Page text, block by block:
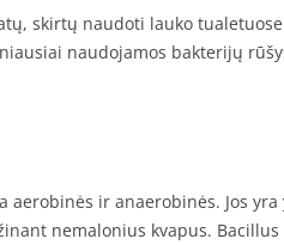
skirtų naudoti lauko
naudojamos bakterijų
aerobinės ir anaerobinės. Jos
nemalonius kvapus.